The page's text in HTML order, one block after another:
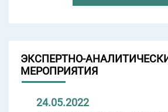
ЭКСПЕРТНО-
МЕРОПРИЯТИЯ
24.05.2022